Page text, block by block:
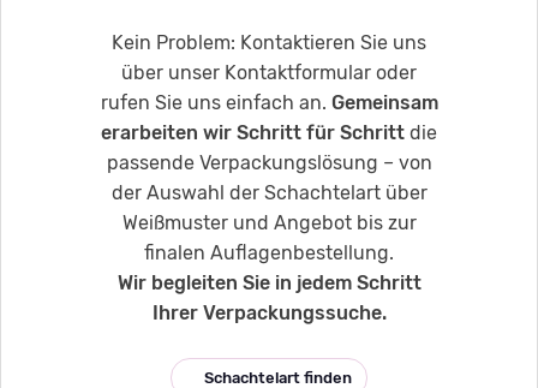
Kein Problem: Kontaktieren Sie uns
über unser Kontaktformular oder
rufen Sie uns einfach an. Gemeinsam
erarbeiten wir Schritt für Schritt die
passende Verpackungslösung – von
der Auswahl der Schachtelart über
Weißmuster und Angebot bis zur
finalen Auflagenbestellung.
Wir begleiten Sie in jedem Schritt
Ihrer Verpackungssuche.
Schachtelart finden